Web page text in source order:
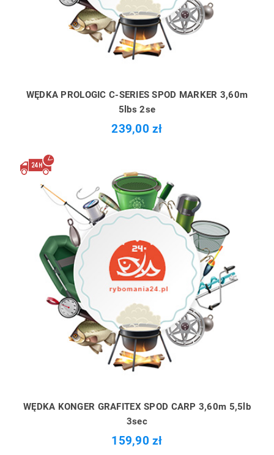
WĘDKA PROLOGIC C-SERIES SPOD MARKER 3,60m
5lbs 2se
239,00 zł
WĘDKA KONGER GRAFITEX SPOD CARP 3,60m 5,5lb
3sec
159,90 zł